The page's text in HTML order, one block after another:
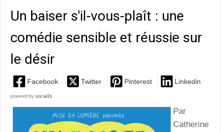
Un baiser s'il-vous-plaît : une
comédie sensible et réussie sur
le désir
Facebook Twitter Pinterest Linkedin
powered by social2s
Par
Catherine